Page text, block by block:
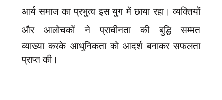
आर्य समाज काप्रभुत्व इस युग में छाया रहा। व्यक्तियों
औरआलोचकोंने प्राचीनताकीबुद्धिसम्मत
व्याख्याकरके आधुनिकता को आदर्श बनाकर सफलता
प्राप्त की।